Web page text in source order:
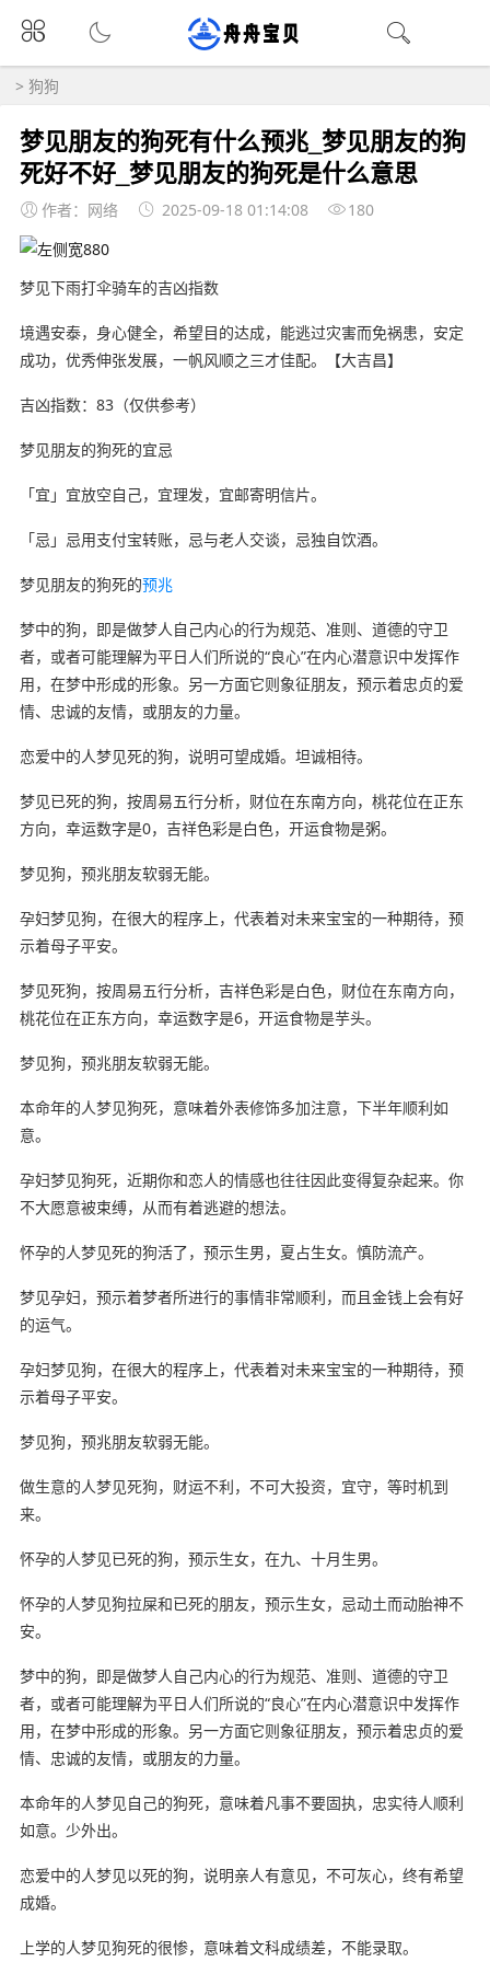
> 狗狗
梦见朋友的狗死有什么预兆_梦见朋友的狗
死好不好_梦见朋友的狗死是什么意思
作者：网络 2025-09-18 01:14:08 180
梦见下雨打伞骑车的吉凶指数
境遇安泰，身心健全，希望目的达成，能逃过灾害而免祸患，安定
成功，优秀伸张发展，一帆风顺之三才佳配。【大吉昌】
吉凶指数：83（仅供参考）
梦见朋友的狗死的宜忌
「宜」宜放空自己，宜理发，宜邮寄明信片。
「忌」忌用支付宝转账，忌与老人交谈，忌独自饮酒。
梦见朋友的狗死的预兆
梦中的狗，即是做梦人自己内心的行为规范、准则、道德的守卫
者，或者可能理解为平日人们所说的“良心”在内心潜意识中发挥作
用，在梦中形成的形象。另一方面它则象征朋友，预示着忠贞的爱
情、忠诚的友情，或朋友的力量。
恋爱中的人梦见死的狗，说明可望成婚。坦诚相待。
梦见已死的狗，按周易五行分析，财位在东南方向，桃花位在正东
方向，幸运数字是0，吉祥色彩是白色，开运食物是粥。
梦见狗，预兆朋友软弱无能。
孕妇梦见狗，在很大的程序上，代表着对未来宝宝的一种期待，预
示着母子平安。
梦见死狗，按周易五行分析，吉祥色彩是白色，财位在东南方向，
桃花位在正东方向，幸运数字是6，开运食物是芋头。
梦见狗，预兆朋友软弱无能。
本命年的人梦见狗死，意味着外表修饰多加注意，下半年顺利如
意。
孕妇梦见狗死，近期你和恋人的情感也往往因此变得复杂起来。你
不大愿意被束缚，从而有着逃避的想法。
怀孕的人梦见死的狗活了，预示生男，夏占生女。慎防流产。
梦见孕妇，预示着梦者所进行的事情非常顺利，而且金钱上会有好
的运气。
孕妇梦见狗，在很大的程序上，代表着对未来宝宝的一种期待，预
示着母子平安。
梦见狗，预兆朋友软弱无能。
做生意的人梦见死狗，财运不利，不可大投资，宜守，等时机到
来。
怀孕的人梦见已死的狗，预示生女，在九、十月生男。
怀孕的人梦见狗拉屎和已死的朋友，预示生女，忌动土而动胎神不
安。
梦中的狗，即是做梦人自己内心的行为规范、准则、道德的守卫
者，或者可能理解为平日人们所说的“良心”在内心潜意识中发挥作
用，在梦中形成的形象。另一方面它则象征朋友，预示着忠贞的爱
情、忠诚的友情，或朋友的力量。
本命年的人梦见自己的狗死，意味着凡事不要固执，忠实待人顺利
如意。少外出。
恋爱中的人梦见以死的狗，说明亲人有意见，不可灰心，终有希望
成婚。
上学的人梦见狗死的很惨，意味着文科成绩差，不能录取。